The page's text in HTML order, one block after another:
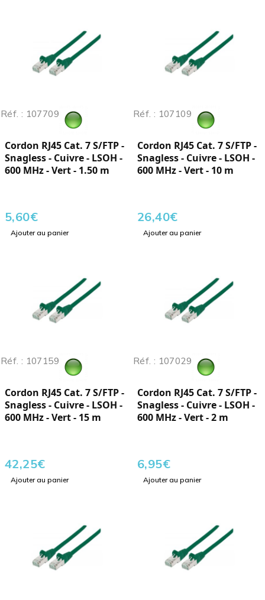
Réf. : 107709
Cordon RJ45 Cat. 7 S/FTP -
Snagless - Cuivre - LSOH -
600 MHz - Vert - 1.50 m
5,60€
Ajouter au panier
Réf. : 107109
Cordon RJ45 Cat. 7 S/FTP -
Snagless - Cuivre - LSOH -
600 MHz - Vert - 10 m
26,40€
Ajouter au panier
Réf. : 107159
Cordon RJ45 Cat. 7 S/FTP -
Snagless - Cuivre - LSOH -
600 MHz - Vert - 15 m
42,25€
Ajouter au panier
Réf. : 107029
Cordon RJ45 Cat. 7 S/FTP -
Snagless - Cuivre - LSOH -
600 MHz - Vert - 2 m
6,95€
Ajouter au panier